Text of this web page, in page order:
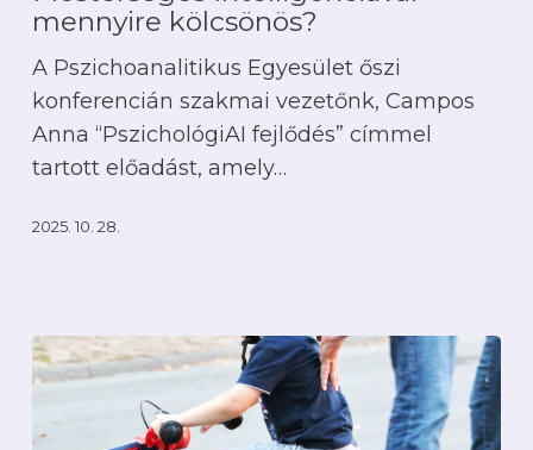
Intelligenciával
mennyire
kölcsönös?
mennyire kölcsönös?
A Pszichoanalitikus Egyesület őszi
konferencián szakmai vezetőnk, Campos
Anna “PszichológiAI fejlődés” címmel
tartott előadást, amely…
2025. 10. 28.